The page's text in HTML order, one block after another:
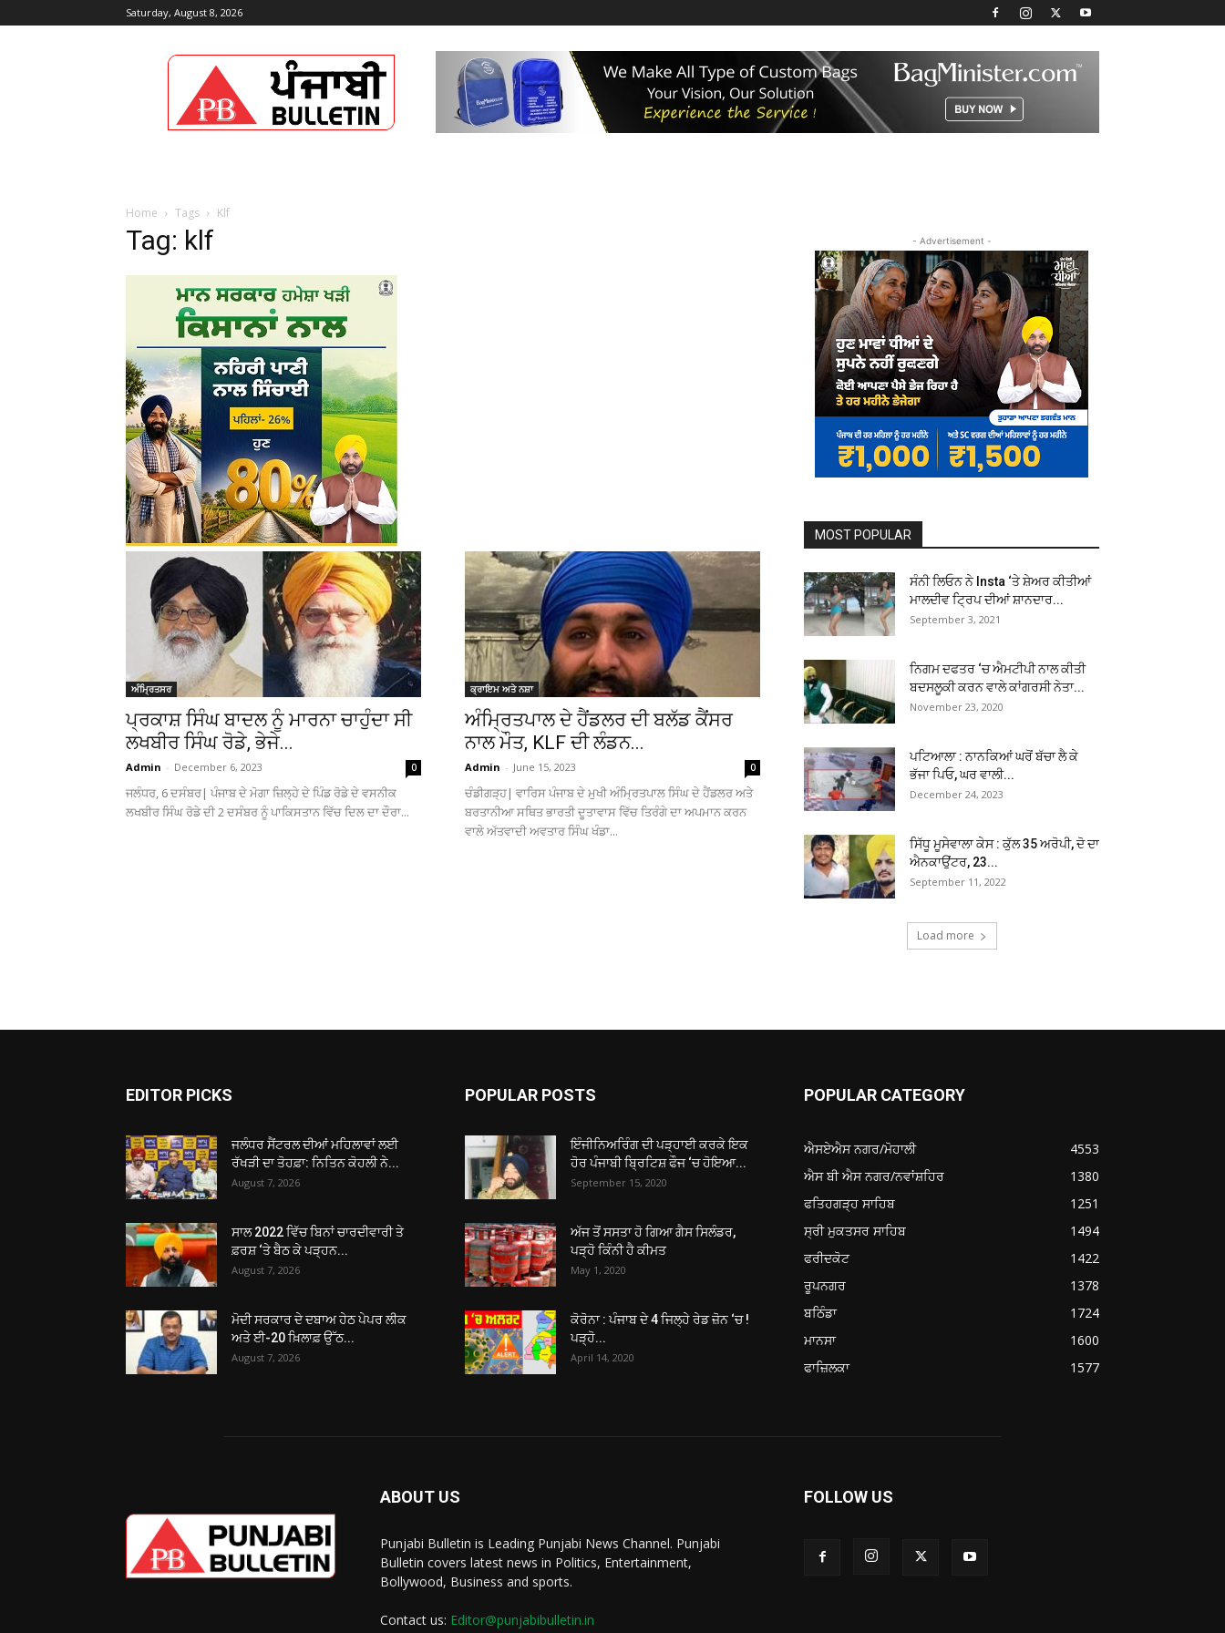
Saturday, August 8, 2026
Punjabi
Bulletin
Home Tags Klf
Tag: klf
ਅੰਮ੍ਰਿਤਸਰ
ਪ੍ਰਕਾਸ਼ ਸਿੰਘ ਬਾਦਲ ਨੂੰ ਮਾਰਨਾ ਚਾਹੁੰਦਾ ਸੀ
ਲਖਬੀਰ ਸਿੰਘ ਰੋਡੇ, ਭੇਜੇ...
Admin - December 6, 2023 0
ਜਲੰਧਰ, 6 ਦਸੰਬਰ| ਪੰਜਾਬ ਦੇ ਮੋਗਾ ਜ਼ਿਲ੍ਹੇ ਦੇ ਪਿੰਡ ਰੋਡੇ ਦੇ ਵਸਨੀਕ
ਲਖਬੀਰ ਸਿੰਘ ਰੋਡੇ ਦੀ 2 ਦਸੰਬਰ ਨੂੰ ਪਾਕਿਸਤਾਨ ਵਿੱਚ ਦਿਲ ਦਾ ਦੌਰਾ...
ਕ੍ਰਾਇਮ ਅਤੇ ਨਸ਼ਾ
ਅੰਮ੍ਰਿਤਪਾਲ ਦੇ ਹੈਂਡਲਰ ਦੀ ਬਲੱਡ ਕੈਂਸਰ
ਨਾਲ ਮੌਤ, KLF ਦੀ ਲੰਡਨ...
Admin - June 15, 2023 0
ਚੰਡੀਗੜ੍ਹ| ਵਾਰਿਸ ਪੰਜਾਬ ਦੇ ਮੁਖੀ ਅੰਮ੍ਰਿਤਪਾਲ ਸਿੰਘ ਦੇ ਹੈਂਡਲਰ ਅਤੇ
ਬਰਤਾਨੀਆ ਸਥਿਤ ਭਾਰਤੀ ਦੂਤਾਵਾਸ ਵਿੱਚ ਤਿਰੰਗੇ ਦਾ ਅਪਮਾਨ ਕਰਨ
ਵਾਲੇ ਅੱਤਵਾਦੀ ਅਵਤਾਰ ਸਿੰਘ ਖੰਡਾ...
- Advertisement -
MOST POPULAR
ਸੰਨੀ ਲਿਓਨ ਨੇ Insta ‘ਤੇ ਸ਼ੇਅਰ ਕੀਤੀਆਂ
ਮਾਲਦੀਵ ਟ੍ਰਿਪ ਦੀਆਂ ਸ਼ਾਨਦਾਰ...
September 3, 2021
ਨਿਗਮ ਦਫਤਰ ‘ਚ ਐਮਟੀਪੀ ਨਾਲ ਕੀਤੀ
ਬਦਸਲੂਕੀ ਕਰਨ ਵਾਲੇ ਕਾਂਗਰਸੀ ਨੇਤਾ...
November 23, 2020
ਪਟਿਆਲਾ : ਨਾਨਕਿਆਂ ਘਰੋਂ ਬੱਚਾ ਲੈ ਕੇ
ਭੱਜਾ ਪਿਓ, ਘਰ ਵਾਲੀ...
December 24, 2023
ਸਿੱਧੂ ਮੂਸੇਵਾਲਾ ਕੇਸ : ਕੁੱਲ 35 ਅਰੋਪੀ, ਦੋ ਦਾ
ਐਨਕਾਉਂਟਰ, 23...
September 11, 2022
Load more
EDITOR PICKS
ਜਲੰਧਰ ਸੈਂਟਰਲ ਦੀਆਂ ਮਹਿਲਾਵਾਂ ਲਈ
ਰੱਖੜੀ ਦਾ ਤੋਹਫ਼ਾ: ਨਿਤਿਨ ਕੋਹਲੀ ਨੇ...
August 7, 2026
ਸਾਲ 2022 ਵਿੱਚ ਬਿਨਾਂ ਚਾਰਦੀਵਾਰੀ ਤੇ
ਫ਼ਰਸ਼ ‘ਤੇ ਬੈਠ ਕੇ ਪੜ੍ਹਨ...
August 7, 2026
ਮੋਦੀ ਸਰਕਾਰ ਦੇ ਦਬਾਅ ਹੇਠ ਪੇਪਰ ਲੀਕ
ਅਤੇ ਈ-20 ਖ਼ਿਲਾਫ਼ ਉੱਠ...
August 7, 2026
POPULAR POSTS
ਇੰਜੀਨਿਅਰਿੰਗ ਦੀ ਪੜ੍ਹਾਈ ਕਰਕੇ ਇਕ
ਹੋਰ ਪੰਜਾਬੀ ਬ੍ਰਿਟਿਸ਼ ਫੌਜ ‘ਚ ਹੋਇਆ...
September 15, 2020
ਅੱਜ ਤੋਂ ਸਸਤਾ ਹੋ ਗਿਆ ਗੈਸ ਸਿਲੰਡਰ,
ਪੜ੍ਹੋ ਕਿੰਨੀ ਹੈ ਕੀਮਤ
May 1, 2020
ਕੋਰੋਨਾ : ਪੰਜਾਬ ਦੇ 4 ਜਿਲ੍ਹੇ ਰੇਡ ਜ਼ੋਨ ‘ਚ !
ਪੜ੍ਹੋ...
April 14, 2020
POPULAR CATEGORY
ਐਸਏਐਸ ਨਗਰ/ਮੋਹਾਲੀ
4553
ਐਸ ਬੀ ਐਸ ਨਗਰ/ਨਵਾਂਸ਼ਹਿਰ
1380
ਫਤਿਹਗੜ੍ਹ ਸਾਹਿਬ
1251
ਸ੍ਰੀ ਮੁਕਤਸਰ ਸਾਹਿਬ
1494
ਫਰੀਦਕੋਟ
1422
ਰੂਪਨਗਰ
1378
ਬਠਿੰਡਾ
1724
ਮਾਨਸਾ
1600
ਫਾਜ਼ਿਲਕਾ
1577
ABOUT US
Punjabi Bulletin is Leading Punjabi News Channel. Punjabi
Bulletin covers latest news in Politics, Entertainment,
Bollywood, Business and sports.
Contact us: Editor@punjabibulletin.in
FOLLOW US